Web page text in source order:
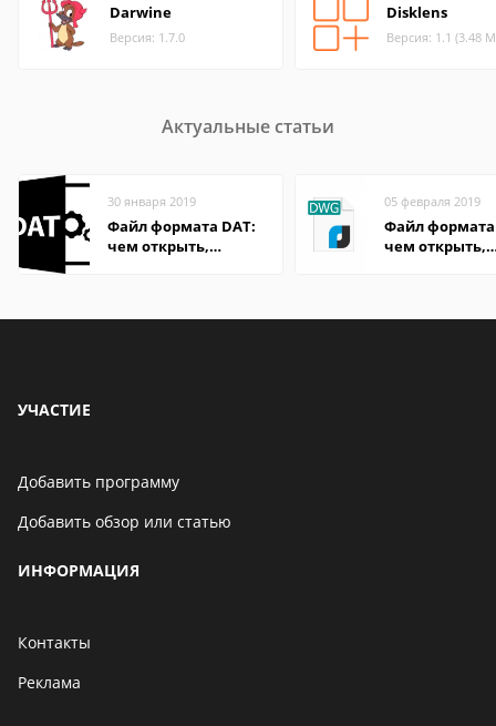
Darwine
Версия: 1.7.0
Disklens
Версия: 1.1 (3.48
Актуальные статьи
30 января 2019
Файл формата DAT:
чем открыть,
05 февраля 2019
Файл формата
чем открыть,
УЧАСТИЕ
Добавить программу
Добавить обзор или статью
ИНФОРМАЦИЯ
Контакты
Реклама